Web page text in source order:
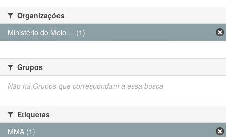
Organizações
Ministério do Meio ... (1)
Grupos
Não há Grupos que correspondam a essa busca
Etiquetas
MMA (1)